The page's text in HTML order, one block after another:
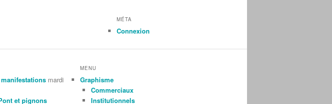
MÉTA
Connexion
mardi
et pignons
MENU
Graphisme
Commerciaux
Institutionnels